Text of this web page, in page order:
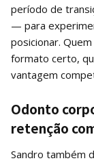
período de
— para
posicionar.
formato certo,
vantagem
Odonto
retenção
Sandro também